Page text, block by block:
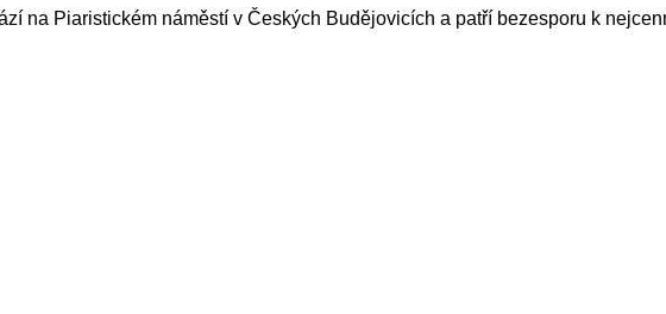
na Piaristickém náměstí v Českých Budějovicích a patří bezesporu k